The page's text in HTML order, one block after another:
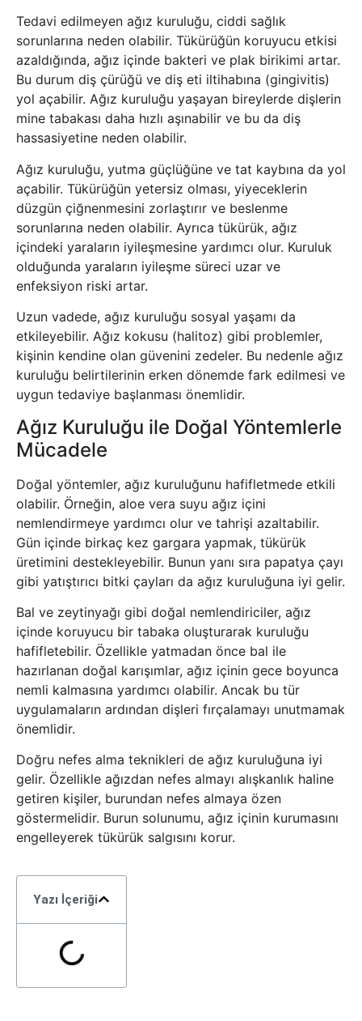
Tedavi edilmeyen ağız kuruluğu, ciddi sağlık
sorunlarına neden olabilir. Tükürüğün koruyucu etkisi
azaldığında, ağız içinde bakteri ve plak birikimi artar.
Bu durum diş çürüğü ve diş eti iltihabına (gingivitis)
yol açabilir. Ağız kuruluğu yaşayan bireylerde dişlerin
mine tabakası daha hızlı aşınabilir ve bu da diş
hassasiyetine neden olabilir.
Ağız kuruluğu, yutma güçlüğüne ve tat kaybına da yol
açabilir. Tükürüğün yetersiz olması, yiyeceklerin
düzgün çiğnenmesini zorlaştırır ve beslenme
sorunlarına neden olabilir. Ayrıca tükürük, ağız
içindeki yaraların iyileşmesine yardımcı olur. Kuruluk
olduğunda yaraların iyileşme süreci uzar ve
enfeksiyon riski artar.
Uzun vadede, ağız kuruluğu sosyal yaşamı da
etkileyebilir. Ağız kokusu (halitoz) gibi problemler,
kişinin kendine olan güvenini zedeler. Bu nedenle ağız
kuruluğu belirtilerinin erken dönemde fark edilmesi ve
uygun tedaviye başlanması önemlidir.
Ağız Kuruluğu ile Doğal Yöntemlerle
Mücadele
Doğal yöntemler, ağız kuruluğunu hafifletmede etkili
olabilir. Örneğin, aloe vera suyu ağız içini
nemlendirmeye yardımcı olur ve tahrişi azaltabilir.
Gün içinde birkaç kez gargara yapmak, tükürük
üretimini destekleyebilir. Bunun yanı sıra papatya çayı
gibi yatıştırıcı bitki çayları da ağız kuruluğuna iyi gelir.
Bal ve zeytinyağı gibi doğal nemlendiriciler, ağız
içinde koruyucu bir tabaka oluşturarak kuruluğu
hafifletebilir. Özellikle yatmadan önce bal ile
hazırlanan doğal karışımlar, ağız içinin gece boyunca
nemli kalmasına yardımcı olabilir. Ancak bu tür
uygulamaların ardından dişleri fırçalamayı unutmamak
önemlidir.
Doğru nefes alma teknikleri de ağız kuruluğuna iyi
gelir. Özellikle ağızdan nefes almayı alışkanlık haline
getiren kişiler, burundan nefes almaya özen
göstermelidir. Burun solunumu, ağız içinin kurumasını
engelleyerek tükürük salgısını korur.
Yazı İçeriği